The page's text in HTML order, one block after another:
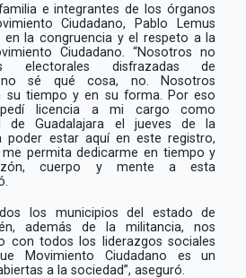
e integrantes de los órganos
Ciudadano, Pablo Lemus
en la congruencia y el respeto a la
Ciudadano. “Nosotros no
electorales disfrazadas de
no sé qué cosa, no. Nosotros
su tiempo y en su forma. Por eso
licencia a mi cargo como
de Guadalajara el jueves de la
poder estar aquí en este registro,
permita dedicarme en tiempo y
cuerpo y mente a esta
los municipios del estado de
además de la militancia, nos
con todos los liderazgos sociales
Movimiento Ciudadano es un
a la sociedad”, aseguró.